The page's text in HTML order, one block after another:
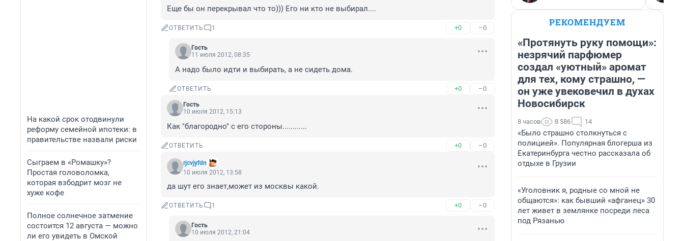
На какой срок отодвинули
реформу семейной ипотеки: в
правительстве назвали риски
Сыграем в «Ромашку»?
Простая головоломка,
которая взбодрит мозг не
хуже кофе
Полное солнечное затмение
состоится 12 августа — можно
ли его увидеть в Омской
Еще бы он перекрывал что то))) Его ни кто не выбирал....
ОТВЕТИТЬ 1 +0 –0
Гость
11 июля 2012, 08:35
А надо было идти и выбирать, а не сидеть дома.
ОТВЕТИТЬ +0 –0
Гость
10 июля 2012, 15:13
Как "благородно" с его стороны............
ОТВЕТИТЬ +0 –0
rjcvjyfdn
10 июля 2012, 13:58
да шут его знает,может из москвы какой.
ОТВЕТИТЬ 1 +0 –0
Гость
10 июля 2012, 21:04
РЕКОМЕНДУЕМ
«Протянуть руку помощи»:
незрячий парфюмер
создал «уютный» аромат
для тех, кому страшно, —
он уже увековечил в духах
Новосибирск
8 часов 8 586 14
«Было страшно столкнуться с
полицией». Популярная блогерша из
Екатеринбурга честно рассказала об
отдыхе в Грузии
«Уголовник я, родные со мной не
общаются»: как бывший «афганец» 30
лет живет в землянке посреди леса
под Рязанью